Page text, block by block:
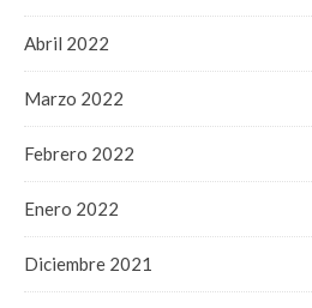
Abril 2022
Marzo 2022
Febrero 2022
Enero 2022
Diciembre 2021